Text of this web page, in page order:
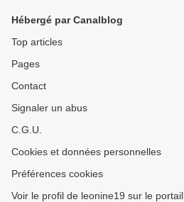
Hébergé par Canalblog
Top articles
Pages
Contact
Signaler un abus
C.G.U.
Cookies et données personnelles
Préférences cookies
Voir le profil de leonine19 sur le